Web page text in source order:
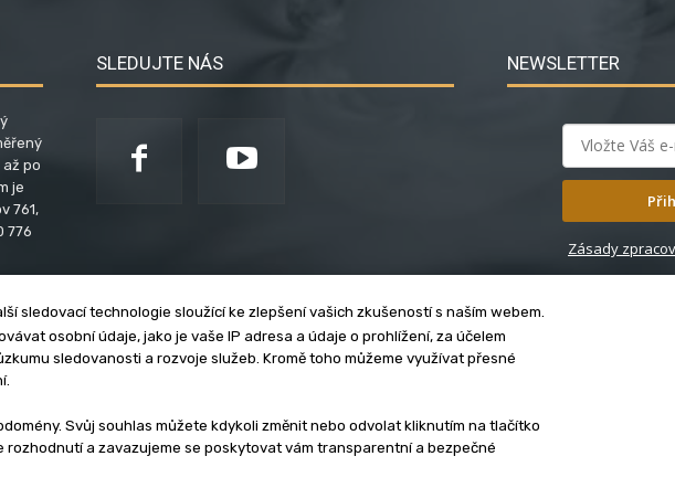
po
je
761,
776
SLEDUJTE NÁS NEWSLETTER
Zásady
Zásady soukromí Privacy policy Cookies Etický kodex
- 2026 | Na veškerý materiál, který je zde uveřejněný, se vztahují autorská práva. Redakce
sledovací technologie sloužící ke zlepšení vašich zkušeností s naším webem.
osobní údaje, jako je vaše IP adresa a údaje o prohlížení, za účelem
sledovanosti a rozvoje služeb. Kromě toho můžeme využívat přesné
Svůj souhlas můžete kdykoli změnit nebo odvolat kliknutím na tlačítko
rozhodnutí a zavazujeme se poskytovat vám transparentní a bezpečné